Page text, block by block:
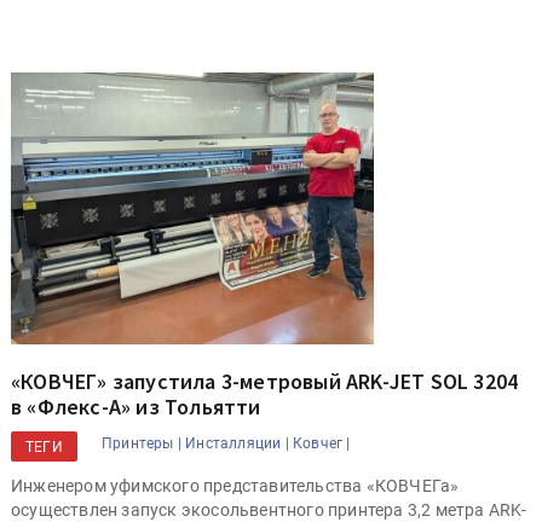
«КОВЧЕГ» запустила 3-метровый ARK-JET SOL 3204
в «Флекс-А» из Тольятти
ТЕГИ Принтеры | Инсталляции | Ковчег |
Инженером уфимского представительства «КОВЧЕГа»
осуществлен запуск экосольвентного принтера 3,2 метра ARK-